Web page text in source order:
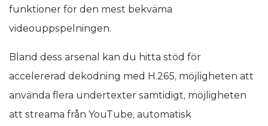
funktioner för den mest bekväma
videouppspelningen.
Bland dess arsenal kan du hitta stöd för
accelererad dekodning med H.265, möjligheten att
använda flera undertexter samtidigt, möjligheten
att streama från YouTube, automatisk